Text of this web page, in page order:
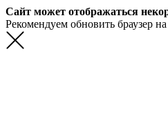
Сайт может отображаться
Рекомендуем обновить браузер